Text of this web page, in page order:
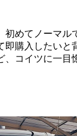
初めてノーマル
即購入したいと
、コイツに一目